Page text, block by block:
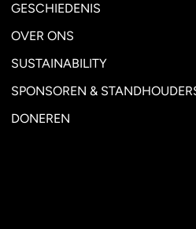
GESCHIEDENIS
OVER ONS
SUSTAINABILITY
SPONSOREN &
DONEREN